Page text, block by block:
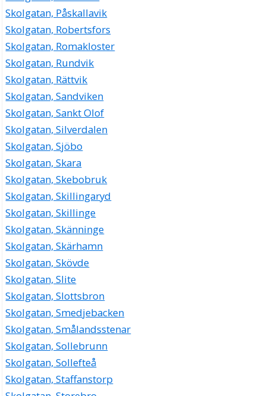
Skolgatan, Påskallavik
Skolgatan, Robertsfors
Skolgatan, Romakloster
Skolgatan, Rundvik
Skolgatan, Rättvik
Skolgatan, Sandviken
Skolgatan, Sankt Olof
Skolgatan, Silverdalen
Skolgatan, Sjöbo
Skolgatan, Skara
Skolgatan, Skebobruk
Skolgatan, Skillingaryd
Skolgatan, Skillinge
Skolgatan, Skänninge
Skolgatan, Skärhamn
Skolgatan, Skövde
Skolgatan, Slite
Skolgatan, Slottsbron
Skolgatan, Smedjebacken
Skolgatan, Smålandsstenar
Skolgatan, Sollebrunn
Skolgatan, Sollefteå
Skolgatan, Staffanstorp